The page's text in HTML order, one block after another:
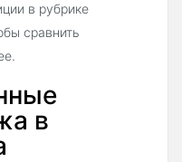
в рубрике
сравнить
в